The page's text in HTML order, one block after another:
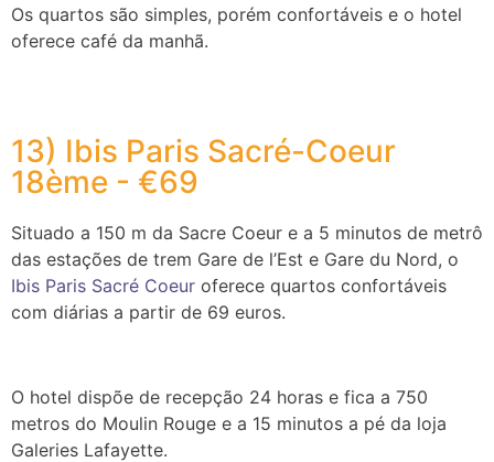
Os quartos são simples, porém confortáveis e o hotel
oferece café da manhã.
13) Ibis Paris Sacré-Coeur
18ème - €69
Situado a 150 m da Sacre Coeur e a 5 minutos de metrô
das estações de trem Gare de l’Est e Gare du Nord, o
Ibis Paris Sacré Coeur oferece quartos confortáveis
com diárias a partir de 69 euros.
O hotel dispõe de recepção 24 horas e fica a 750
metros do Moulin Rouge e a 15 minutos a pé da loja
Galeries Lafayette.